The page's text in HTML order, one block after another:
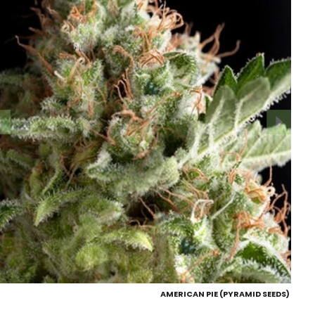
AMERICAN PIE (PYRAMID SEEDS)